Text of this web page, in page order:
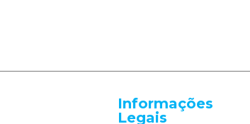
Informações
Legais